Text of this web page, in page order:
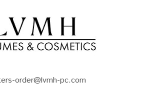
order@lvmh-pc.com